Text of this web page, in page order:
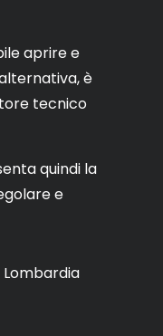
aprire e
è
tecnico
quindi la
e